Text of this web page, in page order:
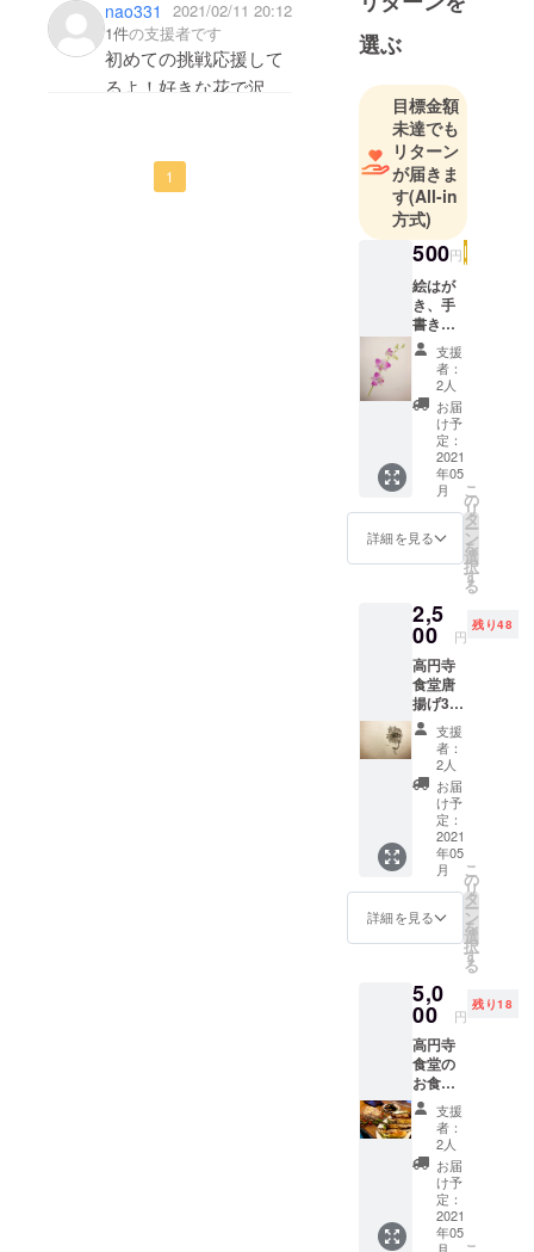
素敵な個展にしてくだ
さいね✨
nao331
2021/02/11 20:12
1件の支援者です
初めての挑戦応援して
るよ！好きな花で沢山
1
選ぶ
目標金額
未達でも
リターン
が届きま
す(All-in
方式)
500円
絵はが
き、手
書き
メッ
セージ
支援
者：
2人
お届
け予
定：
2021
年05
月
詳細を見る
こ
の
リ
タ
ー
ン
を
選
択
す
る
2,5
00 円
残り48
高円寺
食堂唐
揚げ3個
交換
券！、
手書き
メッ
セージ
※唐揚げ
の引き
換えの
有効期
間はお
送りし
た日か
ら1年間
ていた
だきま
す。
支援
者：
2人
お届
け予
定：
2021
年05
月
詳細を見る
こ
の
リ
タ
ー
ン
を
選
択
す
る
5,0
00 円
残り18
高円寺
食堂の
お食事
券500円
分
券！、
手書き
のお手
紙 ※
イート
イン、
支援
者：
2人
お届
け予
定：
2021
年05